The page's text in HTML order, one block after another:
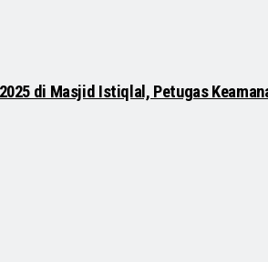
di Masjid Istiqlal, Petugas